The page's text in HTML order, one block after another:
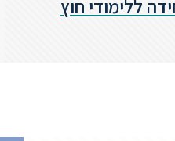
ללימודי חוץ